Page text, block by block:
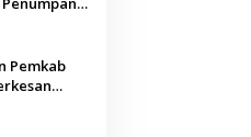
Pemkab